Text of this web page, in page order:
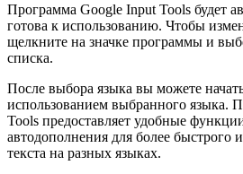
Программа Google Input Tools будет
готова к использованию. Чтобы
щелкните на значке программы и
списка.
После выбора языка вы можете
использованием выбранного языка.
Tools предоставляет удобные
автодополнения для более быстрого
текста на разных языках.